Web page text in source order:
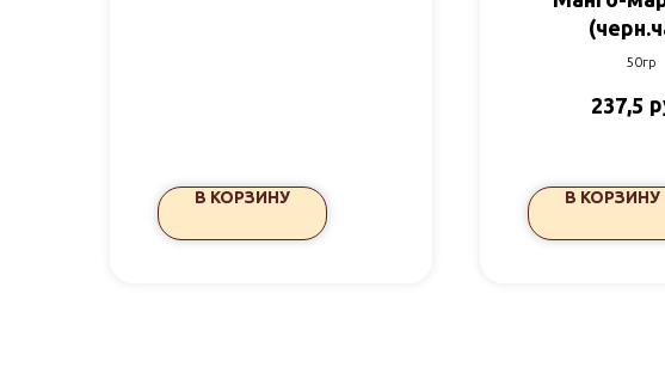
В КОРЗИНУ
50гр
237,5
В КОРЗИНУ